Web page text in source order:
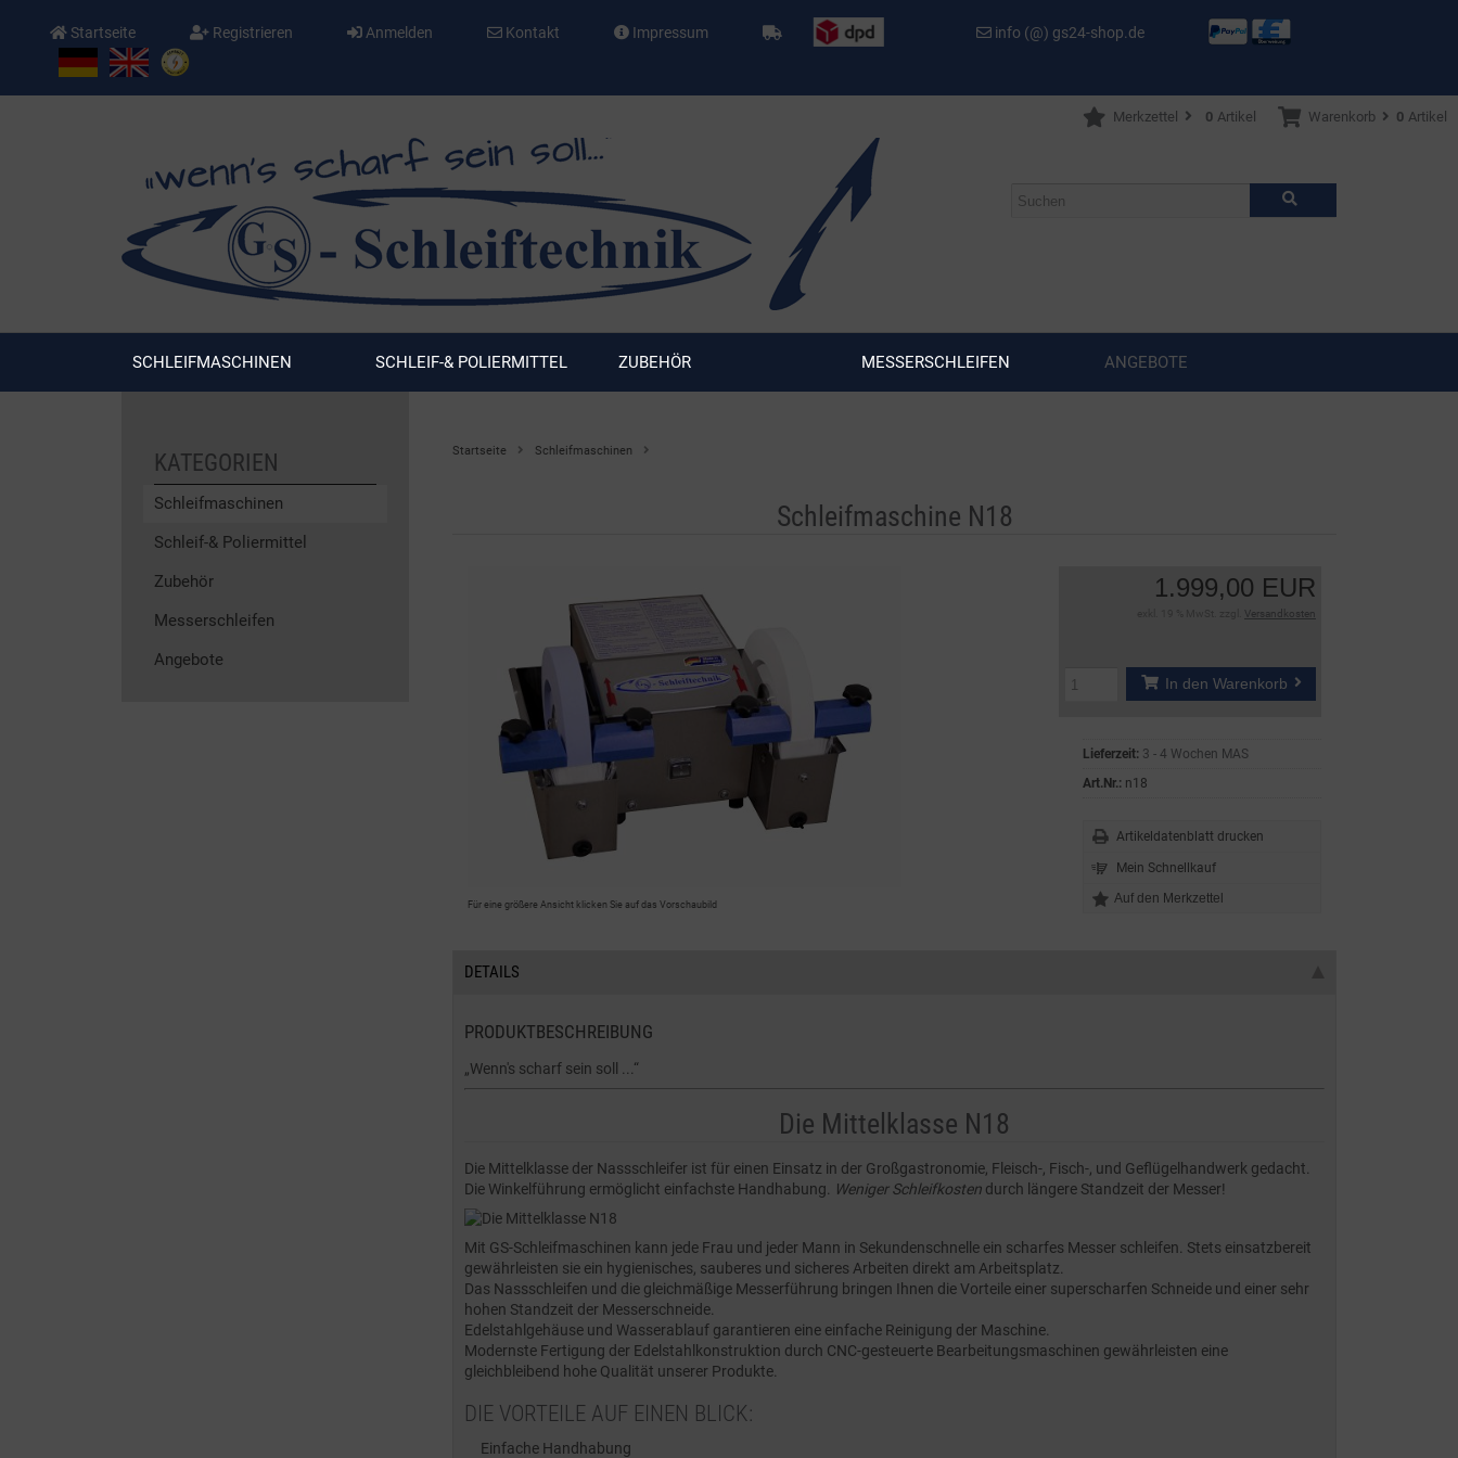
Startseite Registrieren Anmelden Kontakt Impressum info (@) gs24-shop.de
Warenkorb 0 Artikel
Merkzettel 0 Artikel
SCHLEIFMASCHINEN SCHLEIF-& POLIERMITTEL ZUBEHÖR MESSERSCHLEIFEN ANGEBOTE
Startseite Schleifmaschinen
Schleifmaschine N18
Für eine größere Ansicht klicken Sie auf das Vorschaubild
1.999,00 EUR
Versandkosten
In den Warenkorb
Lieferzeit: 3 - 4 Wochen MAS
Art.Nr.: n18
Artikeldatenblatt drucken
Mein Schnellkauf
DETAILS
PRODUKTBESCHREIBUNG
„Wenn's scharf sein soll ...“
Die Mittelklasse N18
Die Mittelklasse der Nassschleifer ist für einen Einsatz in der Großgastronomie, Fleisch-, Fisch-, und Geflügelhandwerk gedacht.
Die Winkelführung ermöglicht einfachste Handhabung.
Weniger Schleifkosten durch längere Standzeit der Messer!
Mit GS-Schleifmaschinen kann jede Frau und jeder Mann in Sekundenschnelle ein scharfes Messer schleifen. Stets einsatzbereit
gewährleisten sie ein hygienisches, sauberes und sicheres Arbeiten direkt am Arbeitsplatz.
Das Nassschleifen und die gleichmäßige Messerführung bringen Ihnen die Vorteile einer superscharfen Schneide und einer sehr
hohen Standzeit der Messerschneide.
Edelstahlgehäuse und Wasserablauf garantieren eine einfache Reinigung der Maschine.
Modernste Fertigung der Edelstahlkonstruktion durch CNC-gesteuerte Bearbeitungsmaschinen gewährleisten eine
gleichbleibend hohe Qualität unserer Produkte.
DIE VORTEILE AUF EINEN BLICK:
Einfache Handhabung
KATEGORIEN
Schleifmaschinen
Schleif-& Poliermittel
Zubehör
Messerschleifen
Angebote